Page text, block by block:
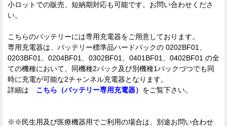
小ロットでの販売、短納期対応も可能です。お問い合わせくださ
い。
こちらのバッテリーには専用充電器をご用意しております。
専用充電器は、バッテリー標準品ハードパックの 0202BF01、
0203BF01、0204BF01、0302BF01、0401BF01、0402BF01 の全
ての機種において、同機種2パック及び別機種1パックづつでも同
時に充電が可能な2チャンネル充電器となります。
詳細は こちら（バッテリー専用充電器） をご覧下さい。
※※民生用及び医療機器用でご利用の場合は、別途お問い合わせ